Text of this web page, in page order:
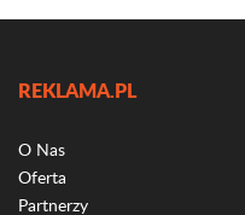
REKLAMA.PL
O Nas
Oferta
Partnerzy